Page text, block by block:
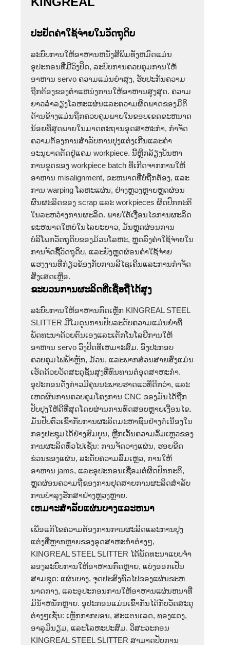
ປະຢັດຄ່າໃຊ້ຈ່າຍໃນວັດຖຸດິບ
ລະບົບການໃຫ້ອາຫານຫນັງສືພິມທັງຫມົດແມ່ນ
ອຸປະກອນທີ່ມີວົງປິດ, ລະບົບການຄວບຄຸມການໃຫ້
ອາຫານ servo ຄວາມແມ່ນຍໍາສູງ, ຮັບປະກັນຄວາມ
ຖືກຕ້ອງຂອງຕໍາແຫນ່ງການໃຫ້ອາຫານສູງສຸດ. ຄວາມ
ຍາວລໍາລຽງໂລຫະແຜ່ນແລະຄວາມຜິດພາດຂອງມິຕິ
ດ້ານຂ້າງແມ່ນຖືກຄວບຄຸມພາຍໃນຂອບເຂດຂະຫນາດ
ນ້ອຍທີ່ສຸດພາຍໃນມາດຕະຖານອຸດສາຫະກໍາ, ກໍາຈັດ
ຄວາມຕ້ອງການສໍາລັບການປຸງແຕ່ງເກີນແລະຄ່າ
ອະນຸຍາດຕັດຢູ່ແຄມ workpiece. ນີ້ຫຼີກລ້ຽງບັນຫາ
ການຂູດຂອງ workpiece batch ທີ່ເກີດຈາກການໃຫ້
ອາຫານ misalignment, ຂະຫນາດທີ່ບໍ່ຖືກຕ້ອງ, ແລະ
ການ warping ໂລຫະແຜ່ນ, ຢ່າງຫຼວງຫຼາຍຫຼຸດຜ່ອນ
ຜົນຜະລິດຂອງ scrap ແລະ workpieces ຜິດປົກກະຕິ
ໃນລະຫວ່າງການຜະລິດ. ພາຍໃຕ້ເງື່ອນໄຂການຜະລິດ
ຂະຫນາດໃຫຍ່ໃນໄລຍະຍາວ, ມັນຫຼຸດຜ່ອນການ
ບໍລິໂພກວັດຖຸດິບຂອງມ້ວນໂລຫະ, ຫຼຸດລົງຄ່າໃຊ້ຈ່າຍໃນ
ການຈັດຊື້ວັດຖຸດິບ, ແລະຍັງຫຼຸດຜ່ອນຄ່າໃຊ້ຈ່າຍ
ແຮງງານທີ່ກ່ຽວຂ້ອງກັບການລີໄຊເຄີນແລະການກໍາຈັດ
ສິ່ງເສດເຫຼືອ.
ຂະບວນການຜະລິດທີ່ເຊື່ອຖືໄດ້ສູງ
ລະບົບການໃຫ້ອາຫານກົດເຫຼັກ KINGREAL STEEL
SLITTER ມີໂມດູນການປັບລະດັບຄວາມແມ່ນຍໍາທີ່
ພັດທະນາດ້ວຍຕົນເອງແລະເຕັກໂນໂລຢີການໃຫ້
ອາຫານ servo ວົງປິດທີ່ເຫມາະສົມ. ອົງປະກອບ
ຄວບຄຸມໄຟຟ້າຫຼັກ, ມ້ວນ, ແລະພາກສ່ວນສາຍສົ່ງແມ່ນ
ເຮັດດ້ວຍວັດສະດຸຊັ້ນສູງທີ່ທົນທານຕໍ່ອຸດສາຫະກໍາ.
ອຸປະກອນດັ່ງກ່າວມີຄຸນນະພາບຮາດແວທີ່ດີກວ່າ, ແລະ
ເຫດຜົນການຄວບຄຸມໂຄງການ CNC ຂອງມັນໄດ້ຖືກ
ປັບປຸງໃຫ້ດີທີ່ສຸດໂດຍຜ່ານການທົດສອບຫຼາຍເງື່ອນໄຂ.
ມັນປັບຕົວເຂົ້າກັບການຜະລິດມະຫາຊົນຢ່າງຕໍ່ເນື່ອງໃນ
ກອງປະຊຸມໄດ້ຢ່າງສົມບູນ, ຫຼີກເວັ້ນຄວາມລົ້ມເຫຼວຂອງ
ການຜະລິດທົ່ວໄປເຊັ່ນ: ການຈັດວາງແຜ່ນ, ຮອຍຂີດ
ຂ່ວນຂອງແຜ່ນ, ລະດັບຄວາມລົ້ມເຫຼວ, ການໃຫ້
ອາຫານ jams, ແລະອຸປະກອນເຊື່ອມຕໍ່ຜິດປົກກະຕິ,
ຫຼຸດຜ່ອນຄວາມຖີ່ຂອງການຢຸດສາຍການຜະລິດສໍາລັບ
ການບໍາລຸງຮັກສາຢ່າງຫຼວງຫຼາຍ.
ເຫມາະສໍາລັບແຜ່ນບາງແລະຫນາ
ເພື່ອແກ້ໄຂຄວາມຕ້ອງການການຜະລິດແລະການປຸງ
ແຕ່ງທີ່ຫຼາກຫຼາຍຂອງອຸດສາຫະກໍາຕ່າງໆ,
KINGREAL STEEL SLITTER ໄດ້ພັດທະນາແບບຈໍາ
ລອງລະບົບການໃຫ້ອາຫານກົດຫຼາຍ, ແບ່ງອອກເປັນ
ສາມຊຸດ: ແຜ່ນບາງ, ຈຸດປະສົງທົ່ວໄປຂອງແຜ່ນຂະຫ
ນາດກາງ, ແລະອຸປະກອນການໃຫ້ອາຫານແຜ່ນຫນາທີ່
ມີນ້ໍາຫນັກຫຼາຍ. ອຸປະກອນແມ່ນເຂົ້າກັນໄດ້ກັບວັດສະດຸ
ຕ່າງໆເຊັ່ນ: ເຫຼັກກາກບອນ, ສະແຕນເລດ, ທອງແດງ,
ອາລູມິນຽມ, ແລະໂລຫະປະສົມ. ວິສະວະກອນ
KINGREAL STEEL SLITTER ສາມາດປັບການ